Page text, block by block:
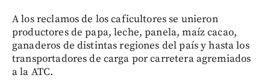
A los reclamos de los caficultores se unieron
productores de papa, leche, panela, maíz cacao,
ganaderos de distintas regiones del país y hasta los
transportadores de carga por carretera agremiados
a la ATC.